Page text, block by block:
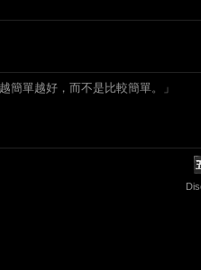
簡單越好，而不是比較簡單。」